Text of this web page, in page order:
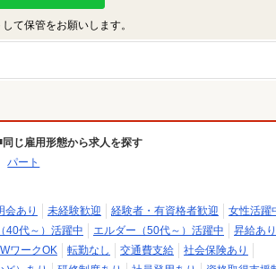
て保管をお願いします。
同じ雇用形態から求人を探す
パート
会あり 未経験歓迎 経験者・有資格者歓迎
女性活躍
40代～）活躍中 エルダー（50代～）活躍中
昇給あり
ワークOK 転勤なし 交通費支給
社会保険あり